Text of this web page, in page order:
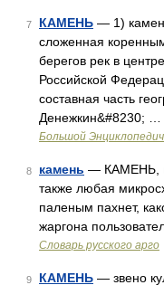
7 КАМЕНЬ — 1)
сложенная
берегов рек в
Российской
составная часть
Денежкин&#8230; …
Большой
8 камень — КАМЕНЬ,
также любая
паленым пахнет,
жаргона
Словарь русского арго
9 КАМЕНЬ — звено